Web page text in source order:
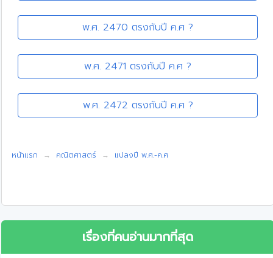
พ.ศ. 2470 ตรงกับปี ค.ศ ?
พ.ศ. 2471 ตรงกับปี ค.ศ ?
พ.ศ. 2472 ตรงกับปี ค.ศ ?
หน้าแรก คณิตศาสตร์ แปลงปี พ.ศ.-ค.ศ
เรื่องที่คนอ่านมากที่สุด